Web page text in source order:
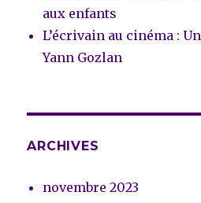
aux enfants
L’écrivain au cinéma :
Yann Gozlan
ARCHIVES
novembre 2023